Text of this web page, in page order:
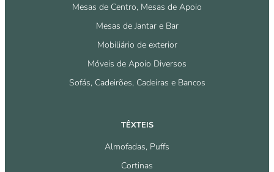
Mesas de Centro, Mesas de Apoio
Mesas de Jantar e Bar
Mobiliário de exterior
Móveis de Apoio Diversos
Sofás, Cadeirões, Cadeiras e Bancos
TÊXTEIS
Almofadas, Puffs
Cortinas